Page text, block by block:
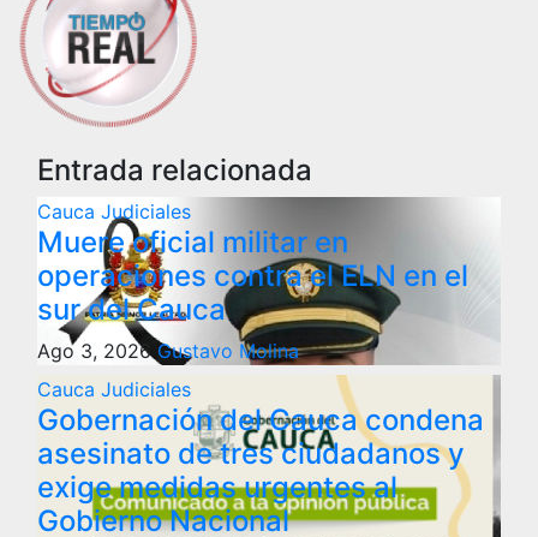
Entrada relacionada
Cauca Judiciales
Muere oficial militar en
operaciones contra el ELN en el
sur del Cauca
Ago 3, 2026 Gustavo Molina
Cauca Judiciales
Gobernación del Cauca condena
asesinato de tres ciudadanos y
exige medidas urgentes al
Gobierno Nacional